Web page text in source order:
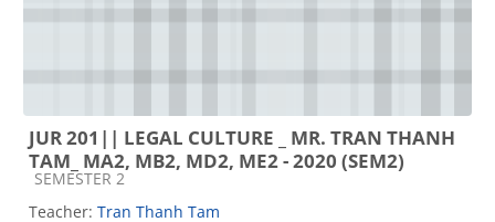
JUR 201|| LEGAL CULTURE _ MR. TRAN THANH
TAM_ MA2, MB2, MD2, ME2 - 2020 (SEM2)
Course category
SEMESTER 2
Teacher: Tran Thanh Tam